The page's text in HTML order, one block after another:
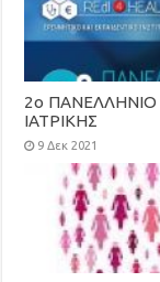
2ο
ΙΑΤΡΙΚΗΣ
9 Δεκ 2021